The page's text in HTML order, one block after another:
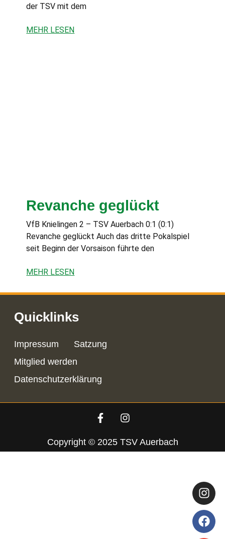
der TSV mit dem
MEHR LESEN
Revanche geglückt
VfB Knielingen 2 – TSV Auerbach 0:1 (0:1)
Revanche geglückt Auch das dritte Pokalspiel
seit Beginn der Vorsaison führte den
MEHR LESEN
Quicklinks
Impressum
Satzung
Mitglied werden
Datenschutzerklärung
Copyright © 2025 TSV Auerbach